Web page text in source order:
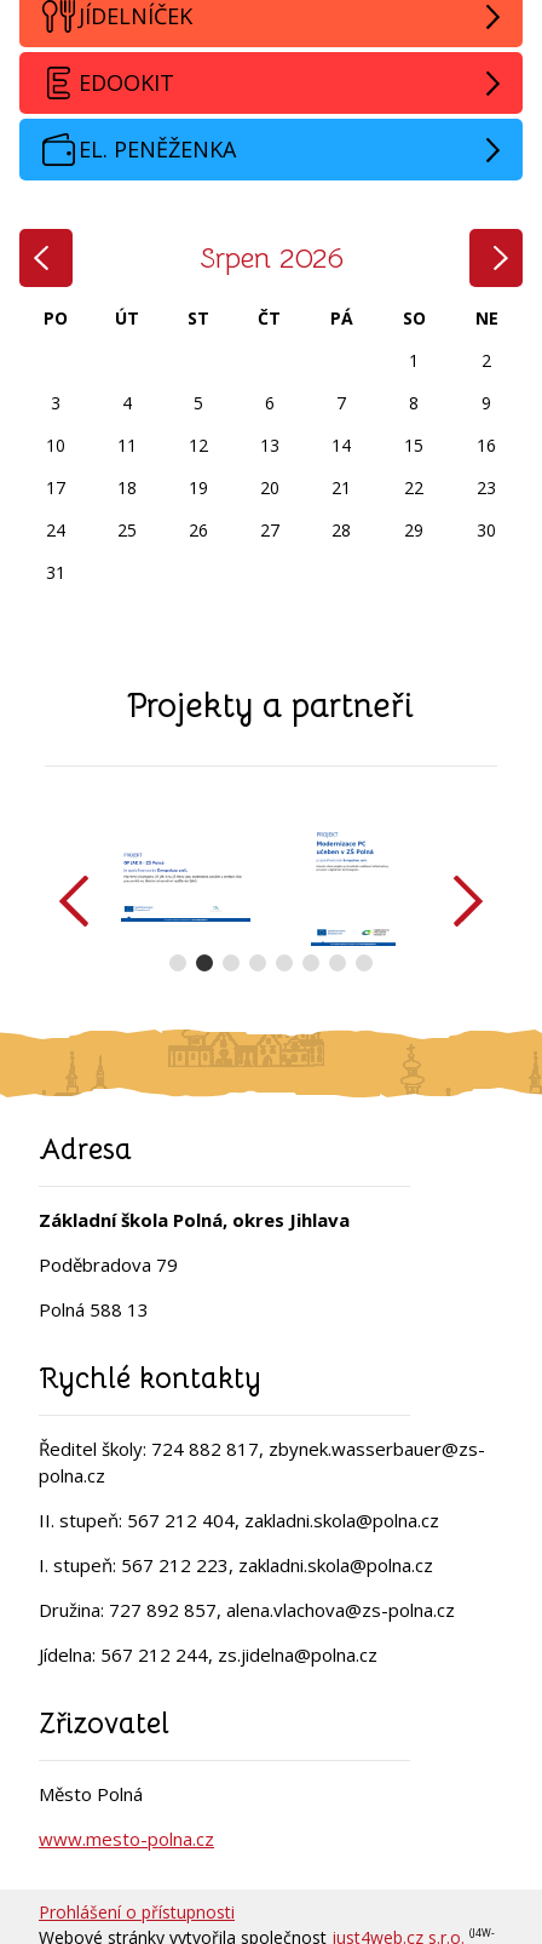
JÍDELNÍČEK
EDOOKIT
EL. PENĚŽENKA
Srpen 2026
PO ÚT ST ČT PÁ SO
NE
1
2
3
4 5 6 7 8
9
10
11 12 13 14 15
16
17
18 19 20 21 22
23
24
25 26 27 28 29
30
31
Projekty a partneři
Adresa
Základní škola Polná, okres Jihlava
Poděbradova 79
Polná 588 13
Rychlé kontakty
Ředitel školy: 724 882 817, zbynek.wasserbauer@zs-
polna.cz
II. stupeň: 567 212 404, zakladni.skola@polna.cz
I. stupeň: 567 212 223, zakladni.skola@polna.cz
Družina: 727 892 857, alena.vlachova@zs-polna.cz
Jídelna: 567 212 244, zs.jidelna@polna.cz
Zřizovatel
Město Polná
www.mesto-polna.cz
Prohlášení o přístupnosti
Webové stránky vytvořila společnost just4web.cz s.r.o. (J4W-